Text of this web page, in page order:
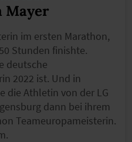
Mayer
im ersten Marathon,
Stunden finishte.
deutsche
2022 ist. Und in
die Athletin von der LG
dann bei ihrem
Teameuropameisterin.